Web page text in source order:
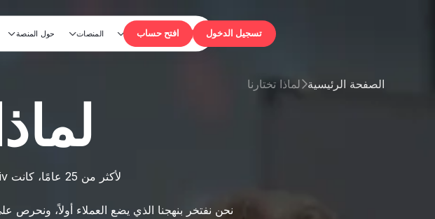
التداول  المنصات حول المنصة
الصفحة الرئيسيةلماذا تختارنا
لأكثر من 25 عامًا، كانت Deriv شريكًا موثوقًا للمتداولين حول العالم.
نحن نفتخر بنهجنا الذي يضع العملاء أولاً،